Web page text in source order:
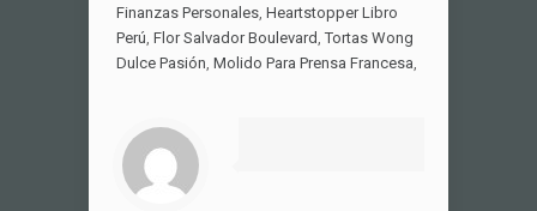
Finanzas Personales, Heartstopper Libro
Perú, Flor Salvador Boulevard,Tortas Wong
Dulce Pasión, Molido Para Prensa Francesa,